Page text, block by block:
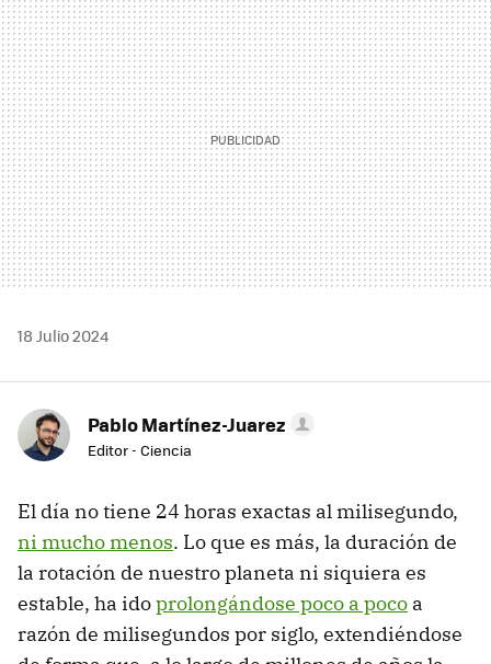
MAIL
18 Julio 2024
Pablo Martínez-Juarez
Editor - Ciencia
El día no tiene 24 horas exactas al milisegundo,
ni mucho menos. Lo que es más, la duración de
la rotación de nuestro planeta ni siquiera es
estable, ha idoprolongándose poco a poco a
razón de milisegundos por siglo, extendiéndose